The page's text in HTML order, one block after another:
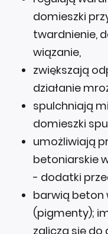
domieszki
twardnienie,
wiązanie,
zwiększają
działanie
spulchniają
domieszki
umożliwiają
betoniarskie
- dodatki
barwią beton
(pigmenty);
zalicza się